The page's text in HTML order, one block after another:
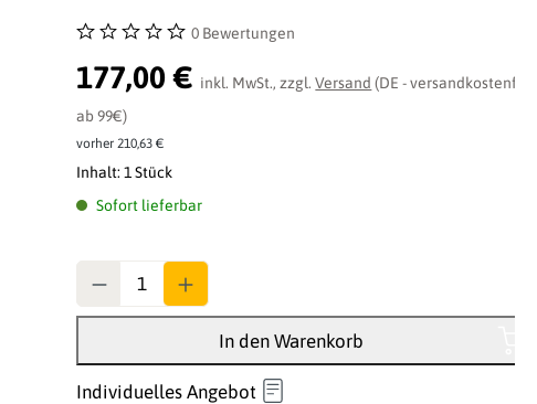
Durchschnittliche Bewertung von 0 von 5 Sternen
0 Bewertungen
177,00 € inkl. MwSt., zzgl.Versand (DE - versandkostenfrei
ab 99€)
vorher 210,63 €
Inhalt:1 Stück
Sofort lieferbar
In den Warenkorb
Individuelles Angebot